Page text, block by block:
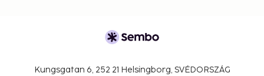
Kungsgatan 6, 252 21 Helsingborg, SVÉDORSZÁG